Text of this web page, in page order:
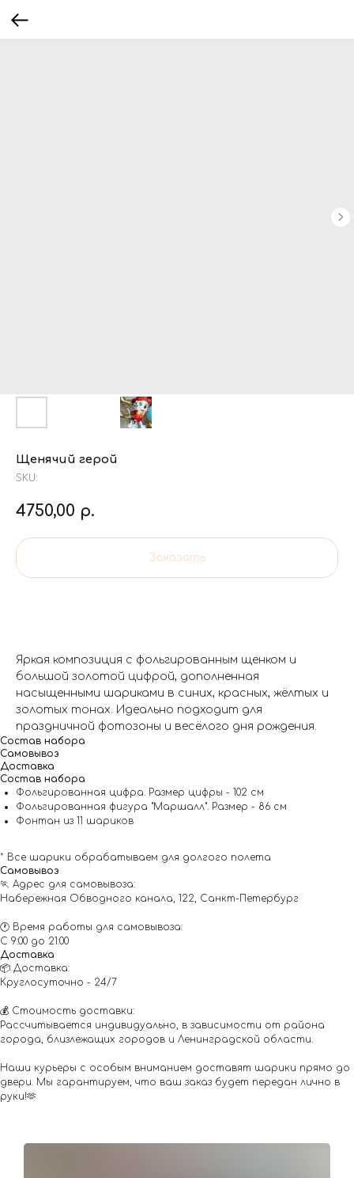
Щенячий герой
SKU:
4750,00 р.
Заказать
Яркая композиция с фольгированным щенком и
большой золотой цифрой, дополненная
насыщенными шариками в синих, красных, жёлтых и
золотых тонах. Идеально подходит для
праздничной фотозоны и весёлого дня рождения.
Состав набора
Самовывоз
Доставка
Состав набора
Фольгированная цифра. Размер цифры - 102 см
Фольгированная фигура "Маршалл". Размер - 86 см
Фонтан из 11 шариков
* Все шарики обрабатываем для долгого полета
Самовывоз
🏃 Адрес для самовывоза:
Набережная Обводного канала, 122, Санкт-Петербург
🕐 Время работы для самовывоза:
С 9:00 до 21:00
Доставка
📦 Доставка:
Круглосуточно - 24/7
💰 Стоимость доставки:
Рассчитывается индивидуально, в зависимости от района
города, близлежащих городов и Ленинградской области.
Наши курьеры с особым вниманием доставят шарики прямо до
двери. Мы гарантируем, что ваш заказ будет передан лично в
руки!🫶